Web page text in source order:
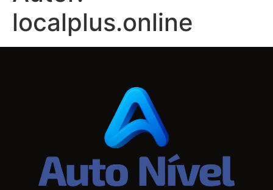
localplus.online